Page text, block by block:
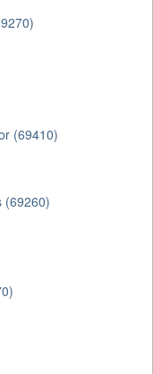
(69410)
(69260)